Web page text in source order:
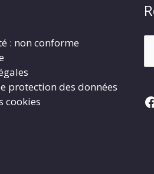
: non conforme
protection des données
cookies